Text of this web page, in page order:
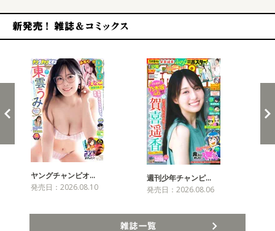
ヤングチャンピオ…
発売日：2026.08.10
週刊少年チャンピ…
発売日：2026.08.06